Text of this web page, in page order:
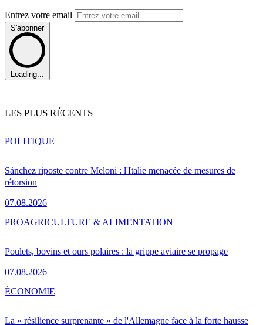
Entrez votre email
S'abonner
Loading...
LES PLUS RÉCENTS
Sánchez riposte contre Meloni : l'Italie menacée de mesures de
rétorsion
07.08.2026
POLITIQUE
Poulets, bovins et ours polaires : la grippe aviaire se propage
07.08.2026
PROAGRICULTURE & ALIMENTATION
La « résilience surprenante » de l'Allemagne face à la forte hausse
ÉCONOMIE